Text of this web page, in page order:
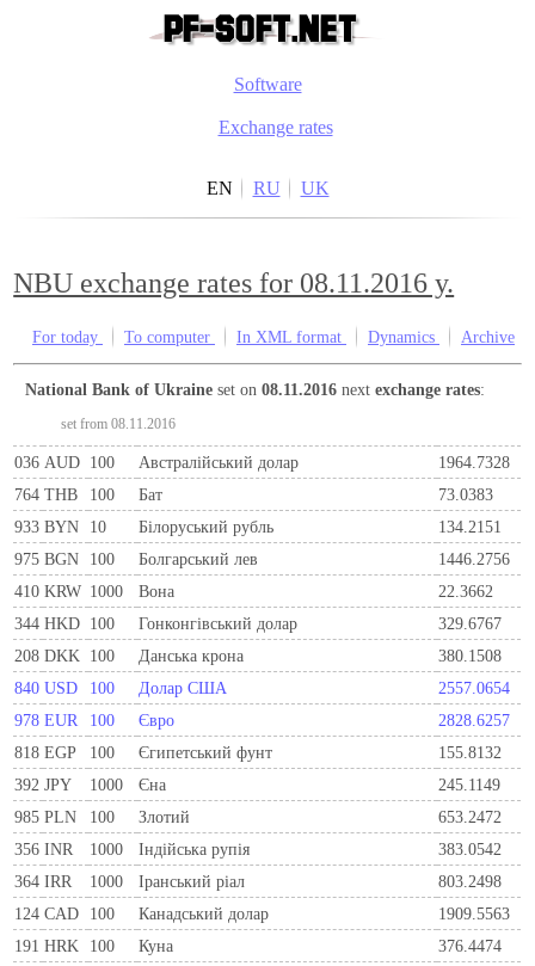
Software
Exchange rates
EN RU UK
NBU exchange rates for 08.11.2016 y.
For today To computer In XML format Dynamics Archive
National Bank of Ukraine set on08.11.2016 nextexchange rates:
set from 08.11.2016
036 AUD 100 Австралійський долар
1964.7328
764 THB 100 Бат
73.0383
933 BYN 10 Бiлоруський рубль
134.2151
975 BGN 100 Болгарський лев
1446.2756
410 KRW 1000 Вона
22.3662
344 HKD 100 Гонконгівський долар
329.6767
208 DKK 100 Данська крона
380.1508
840 USD 100 Долар США
2557.0654
978 EUR 100 Євро
2828.6257
818 EGP 100 Єгипетський фунт
155.8132
392 JPY 1000 Єна
245.1149
985 PLN 100 Злотий
653.2472
356 INR 1000 Індійська рупія
383.0542
364 IRR 1000 Іранський ріал
803.2498
124 CAD 100 Канадський долар
1909.5563
191 HRK 100 Куна
376.4474